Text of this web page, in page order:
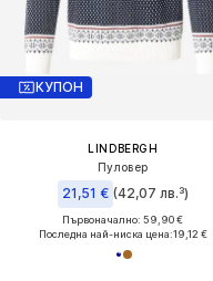
КУПОН
LINDBERGH
Пуловер
21,51 € (42,07 лв.³)
Първоначално: 59,90 €
Последна най-ниска цена:19,12 €